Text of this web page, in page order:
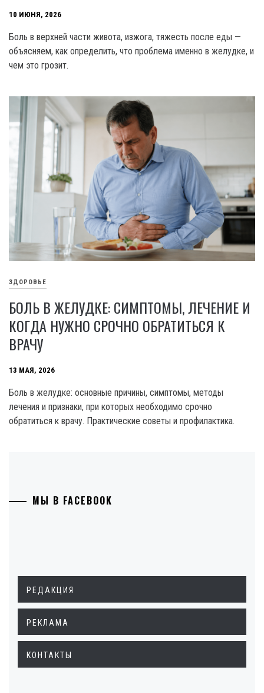
10 ИЮНЯ, 2026
Боль в верхней части живота, изжога, тяжесть после еды —
объясняем, как определить, что проблема именно в желудке, и
чем это грозит.
ЗДОРОВЬЕ
БОЛЬ В ЖЕЛУДКЕ: СИМПТОМЫ, ЛЕЧЕНИЕ И
КОГДА НУЖНО СРОЧНО ОБРАТИТЬСЯ К
ВРАЧУ
13 МАЯ, 2026
Боль в желудке: основные причины, симптомы, методы
лечения и признаки, при которых необходимо срочно
обратиться к врачу. Практические советы и профилактика.
МЫ В FACEBOOK
РЕДАКЦИЯ
РЕКЛАМА
КОНТАКТЫ